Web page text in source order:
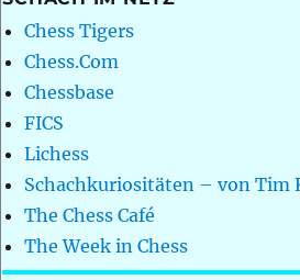
Chess Tigers
Chess.Com
Chessbase
FICS
Lichess
Schachkuriositäten – von Tim
The Chess Café
The Week in Chess